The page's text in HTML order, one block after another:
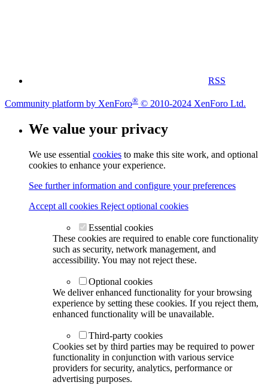
RSS
Community platform by XenForo® © 2010-2024 XenForo Ltd.
We value your privacy
We use essential cookies to make this site work, and optional
cookies to enhance your experience.
See further information and configure your preferences
Accept all cookies Reject optional cookies
Essential cookies
These cookies are required to enable core functionality
such as security, network management, and
accessibility. You may not reject these.
Optional cookies
We deliver enhanced functionality for your browsing
experience by setting these cookies. If you reject them,
enhanced functionality will be unavailable.
Third-party cookies
Cookies set by third parties may be required to power
functionality in conjunction with various service
providers for security, analytics, performance or
advertising purposes.